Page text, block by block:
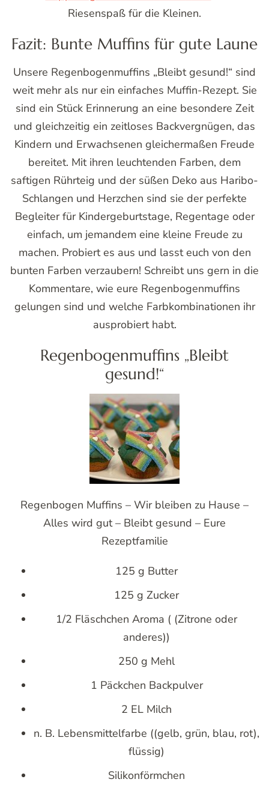
Riesenspaß für die Kleinen.
Fazit: Bunte Muffins für gute Laune
Unsere Regenbogenmuffins „Bleibt gesund!“ sind
weit mehr als nur ein einfaches Muffin-Rezept. Sie
sind ein Stück Erinnerung an eine besondere Zeit
und gleichzeitig ein zeitloses Backvergnügen, das
Kindern und Erwachsenen gleichermaßen Freude
bereitet. Mit ihren leuchtenden Farben, dem
saftigen Rührteig und der süßen Deko aus Haribo-
Schlangen und Herzchen sind sie der perfekte
Begleiter für Kindergeburtstage, Regentage oder
einfach, um jemandem eine kleine Freude zu
machen. Probiert es aus und lasst euch von den
bunten Farben verzaubern! Schreibt uns gern in die
Kommentare, wie eure Regenbogenmuffins
gelungen sind und welche Farbkombinationen ihr
ausprobiert habt.
Regenbogenmuffins „Bleibt
gesund!“
Regenbogen Muffins – Wir bleiben zu Hause –
Alles wird gut – Bleibt gesund – Eure
Rezeptfamilie
125 g Butter
125 g Zucker
1/2 Fläschchen Aroma ( (Zitrone oder
anderes))
250 g Mehl
1 Päckchen Backpulver
2 EL Milch
n. B. Lebensmittelfarbe ((gelb, grün, blau, rot),
flüssig)
Silikonförmchen